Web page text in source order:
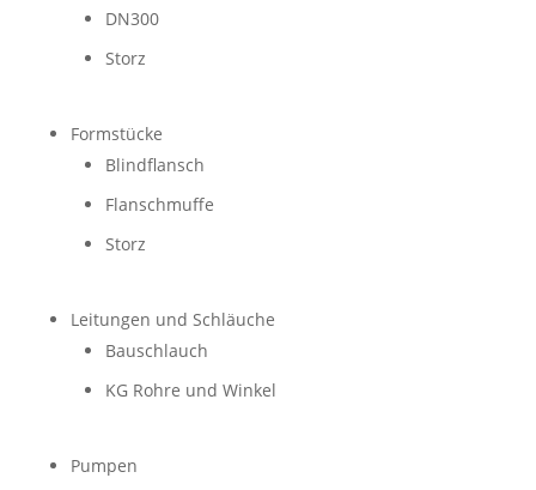
DN300
Storz
Formstücke
Blindflansch
Flanschmuffe
Storz
Leitungen und Schläuche
Bauschlauch
KG Rohre und Winkel
Pumpen